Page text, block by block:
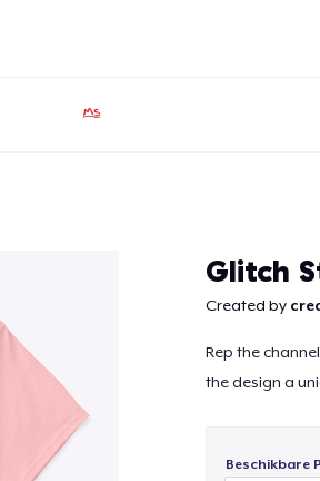
Glitch
Created by
Rep the
the design a
Beschikbare